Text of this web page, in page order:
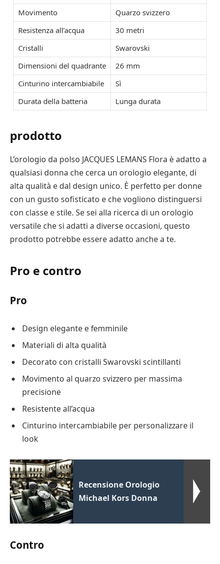
Movimento
Quarzo svizzero
Resistenza all’acqua
30 metri
Cristalli
Swarovski
Dimensioni del quadrante
26 mm
Cinturino intercambiabile
Sì
Durata della batteria
Lunga durata
prodotto
L’orologio da polso JACQUES LEMANS Flora è adatto a
qualsiasi donna che cerca un orologio elegante, di
alta qualità e dal design unico. È perfetto per donne
con un gusto sofisticato e che vogliono distinguersi
con classe e stile. Se sei alla ricerca di un orologio
versatile che si adatti a diverse occasioni, questo
prodotto potrebbe essere adatto anche a te.
Pro e contro
Pro
Design elegante e femminile
Materiali di alta qualità
Decorato con cristalli Swarovski scintillanti
Movimento al quarzo svizzero per massima
precisione
Resistente all’acqua
Cinturino intercambiabile per personalizzare il
look
Recensione Orologio
Michael Kors Donna
Contro